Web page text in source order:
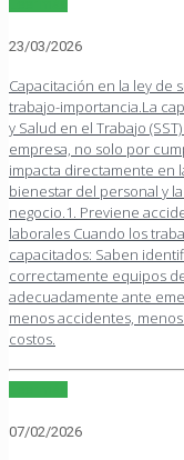
23/03/2026
Capacitación en la ley de
trabajo-importancia.La
y Salud en el Trabajo
empresa, no solo por
impacta directamente en
bienestar del personal y
negocio.1. Previene
laborales Cuando los
capacitados: Saben
correctamente equipos
adecuadamente ante
menos accidentes,
costos.
07/02/2026